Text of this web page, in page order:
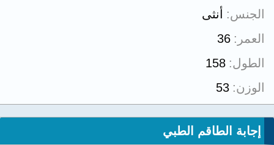
الجنس
أنثى
العمر
36
الطول 158
الوزن 53
إجابة الطاقم الطبي